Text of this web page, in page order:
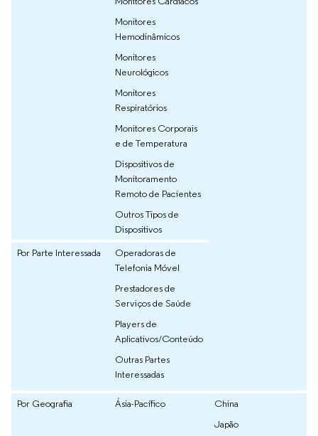
Monitores
Hemodinâmicos
Monitores
Neurológicos
Monitores
Respiratórios
Monitores Corporais
e de Temperatura
Dispositivos de
Monitoramento
Remoto de Pacientes
Outros Tipos de
Dispositivos
Por Parte Interessada
Operadoras de
Telefonia Móvel
Prestadores de
Serviços de Saúde
Players de
Aplicativos/Conteúdo
Outras Partes
Interessadas
Por Geografia Ásia-Pacífico
China
Japão